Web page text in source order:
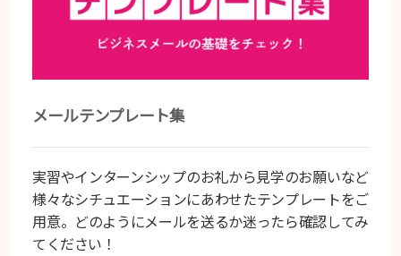
メールテンプレート集
実習やインターンシップのお礼から見学のお願いなど
様々なシチュエーションにあわせたテンプレートをご
用意。どのようにメールを送るか迷ったら確認してみ
てください！